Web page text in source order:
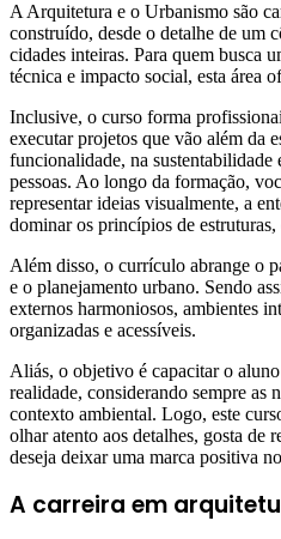
A Arquitetura e o Urbanismo são
construído, desde o detalhe de um
cidades inteiras. Para quem busca
técnica e impacto social, esta área
Inclusive, o curso forma
executar projetos que vão além da
funcionalidade, na sustentabilidade
pessoas. Ao longo da formação,
representar ideias visualmente, a
dominar os princípios de estruturas,
Além disso, o currículo abrange o
e o planejamento urbano. Sendo
externos harmoniosos, ambientes
organizadas e acessíveis.
Aliás, o objetivo é capacitar o
realidade, considerando sempre as
contexto ambiental. Logo, este
olhar atento aos detalhes, gosta de
deseja deixar uma marca positiva
A carreira em